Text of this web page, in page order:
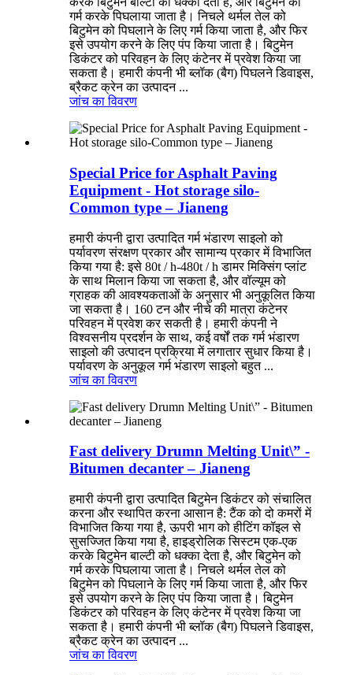
गर्म करके पिघलाया जाता है। निचले थर्मल तेल को
बिटुमेन को पिघलाने के लिए गर्म किया जाता है, और फिर
इसे उपयोग करने के लिए पंप किया जाता है। बिटुमेन
डिकंटर को परिवहन के लिए कंटेनर में प्रवेश किया जा
सकता है। हमारी कंपनी भी ब्लॉक (बैग) पिघलने डिवाइस,
ब्रैकट क्रेन का उत्पादन ...
जांच काविवरण
Special Price for Asphalt Paving
Equipment - Hot storage silo-
Common type – Jianeng
हमारी कंपनी द्वारा उत्पादित गर्म भंडारण साइलो को
पर्यावरण संरक्षण प्रकार और सामान्य प्रकार में विभाजित
किया गया है: इसे 80t / h-480t / h डामर मिक्सिंग प्लांट
के साथ मिलान किया जा सकता है, और वॉल्यूम को
ग्राहक की आवश्यकताओं के अनुसार भी अनुकूलित किया
जा सकता है। 160 टन और नीचे की मात्रा कंटेनर
परिवहन में प्रवेश कर सकती है। हमारी कंपनी ने
विश्वसनीय प्रदर्शन के साथ, कई वर्षों तक गर्म भंडारण
साइलो की उत्पादन प्रक्रिया में लगातार सुधार किया है।
पर्यावरण के अनुकूल गर्म भंडारण साइलो बहुत ...
जांच काविवरण
Fast delivery Drumn Melting Unit\” -
Bitumen decanter – Jianeng
हमारी कंपनी द्वारा उत्पादित बिटुमेन डिकंटर को संचालित
करना और स्थापित करना आसान है: टैंक को दो कमरों में
विभाजित किया गया है, ऊपरी भाग को हीटिंग कॉइल से
सुसज्जित किया गया है, हाइड्रोलिक सिस्टम एक-एक
करके बिटुमेन बाल्टी को धक्का देता है, और बिटुमेन को
गर्म करके पिघलाया जाता है। निचले थर्मल तेल को
बिटुमेन को पिघलाने के लिए गर्म किया जाता है, और फिर
इसे उपयोग करने के लिए पंप किया जाता है। बिटुमेन
डिकंटर को परिवहन के लिए कंटेनर में प्रवेश किया जा
सकता है। हमारी कंपनी भी ब्लॉक (बैग) पिघलने डिवाइस,
ब्रैकट क्रेन का उत्पादन ...
जांच काविवरण